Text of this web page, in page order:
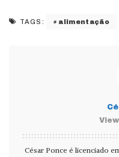
TAGS: alimentação
César Ponce é licenciado